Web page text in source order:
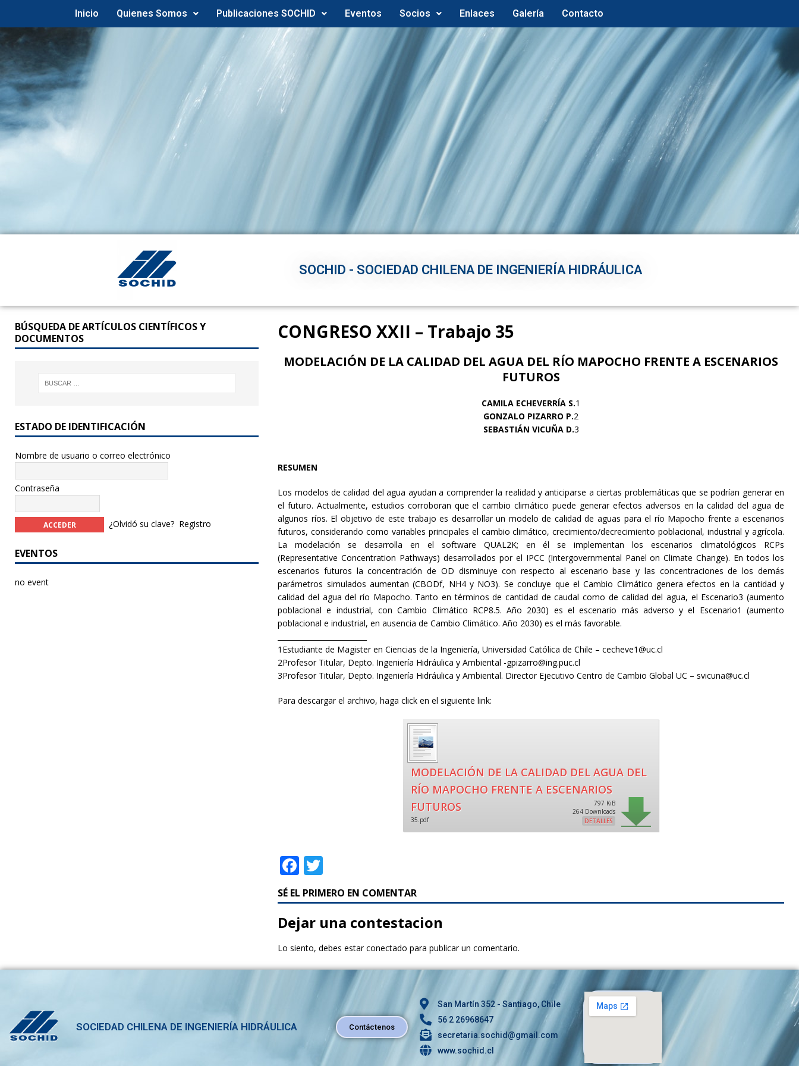
Inicio Quienes Somos Publicaciones SOCHID Eventos Socios Enlaces Galería Contacto
SOCHID - SOCIEDAD CHILENA DE INGENIERÍA HIDRÁULICA
CONGRESO XXII – Trabajo 35
MODELACIÓN DE LA CALIDAD DEL AGUA DEL RÍO MAPOCHO FRENTE A ESCENARIOS
FUTUROS
CAMILA ECHEVERRÍA S.1
GONZALO PIZARRO P.2
SEBASTIÁN VICUÑA D.3
RESUMEN
Los modelos de calidad del agua ayudan a comprender la realidad y anticiparse a ciertas problemáticas que se podrían generar en
el futuro. Actualmente, estudios corroboran que el cambio climático puede generar efectos adversos en la calidad del agua de
algunos ríos. El objetivo de este trabajo es desarrollar un modelo de calidad de aguas para el río Mapocho frente a escenarios
futuros, considerando como variables principales el cambio climático, crecimiento/decrecimiento poblacional, industrial y agrícola.
La modelación se desarrolla en el software QUAL2K; en él se implementan los escenarios climatológicos RCPs
(Representative Concentration Pathways) desarrollados por el IPCC (Intergovernmental Panel on Climate Change). En todos los
escenarios futuros la concentración de OD disminuye con respecto al escenario base y las concentraciones de los demás
parámetros simulados aumentan (CBODf, NH4 y NO3). Se concluye que el Cambio Climático genera efectos en la cantidad y
calidad del agua del río Mapocho. Tanto en términos de cantidad de caudal como de calidad del agua, el Escenario3 (aumento
poblacional e industrial, con Cambio Climático RCP8.5. Año 2030) es el escenario más adverso y el Escenario1 (aumento
poblacional e industrial, en ausencia de Cambio Climático. Año 2030) es el más favorable.
1Estudiante de Magister en Ciencias de la Ingeniería, Universidad Católica de Chile – cecheve1@uc.cl
2Profesor Titular, Depto. Ingeniería Hidráulica y Ambiental -gpizarro@ing.puc.cl
3Profesor Titular, Depto. Ingeniería Hidráulica y Ambiental. Director Ejecutivo Centro de Cambio Global UC – svicuna@uc.cl
Para descargar el archivo, haga click en el siguiente link:
MODELACIÓN DE LA CALIDAD DEL AGUA DEL
RÍO MAPOCHO FRENTE A ESCENARIOS
FUTUROS
35.pdf
797 KiB
264 Downloads
DETALLES
F
a
c
e
b
o
w
it
te
r
SÉ EL PRIMERO EN COMENTAR
Dejar una contestacion
Lo siento, debes estarconectado para publicar un comentario.
BÚSQUEDA DE ARTÍCULOS CIENTÍFICOS Y
DOCUMENTOS
ESTADO DE IDENTIFICACIÓN
Nombre de usuario o correo electrónico
Contraseña
¿Olvidó su clave? Registro
EVENTOS
no event
SOCIEDAD CHILENA DE INGENIERÍA HIDRÁULICA Contáctenos
San Martín 352 - Santiago, Chile
56 2 26968647
secretaria.sochid@gmail.com
www.sochid.cl